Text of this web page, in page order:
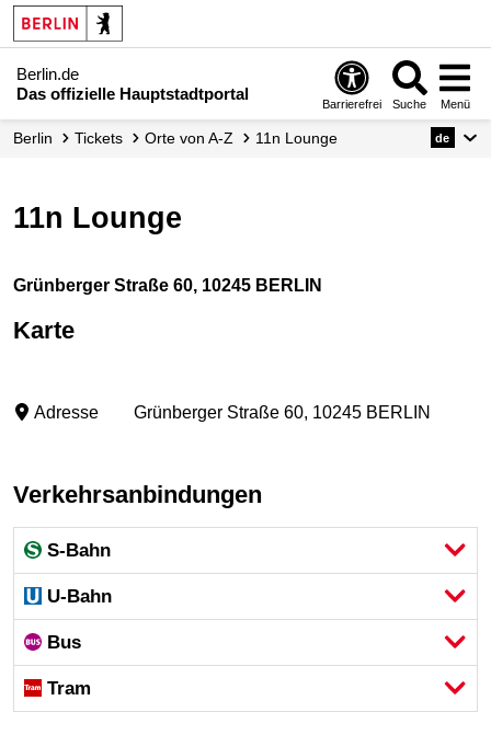
Berlin.de
Das offizielle Hauptstadtportal
Barrierefrei Suche Menü
Berlin Tickets Orte von A-Z 11n Lounge de
11n Lounge
Grünberger Straße 60, 10245 BERLIN
Karte
Adresse Grünberger Straße 60, 10245 BERLIN
Verkehrsanbindungen
S-Bahn
U-Bahn
Bus
Tram